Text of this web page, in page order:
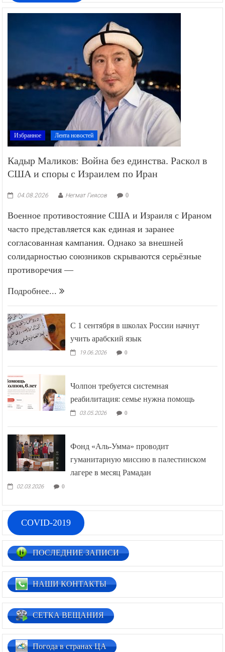
Избранное Лента новостей
Кадыр Маликов: Война без единства. Раскол в
США и споры с Израилем по Иран
04.08.2026 Негмат Гиясов 0
Военное противостояние США и Израиля с Ираном
часто представляется как единая и заранее
согласованная кампания. Однако за внешней
солидарностью союзников скрываются серьёзные
противоречия —
Подробнее...
С 1 сентября в школах России начнут
учить арабский язык
19.06.2026 0
Чолпон требуется системная
реабилитация: семье нужна помощь
03.05.2026 0
Фонд «Аль-Умма» проводит
гуманитарную миссию в палестинском
лагере в месяц Рамадан
02.03.2026 0
COVID-2019
ПОСЛЕДНИЕ ЗАПИСИ
НАШИ КОНТАКТЫ
СЕТКА ВЕЩАНИЯ
Погода в странах ЦА